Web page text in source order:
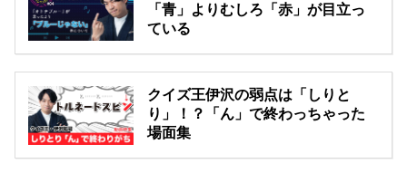
「青」よりむしろ「赤」が目立っ
ている
クイズ王伊沢の弱点は「しりと
り」！？「ん」で終わっちゃった
場面集